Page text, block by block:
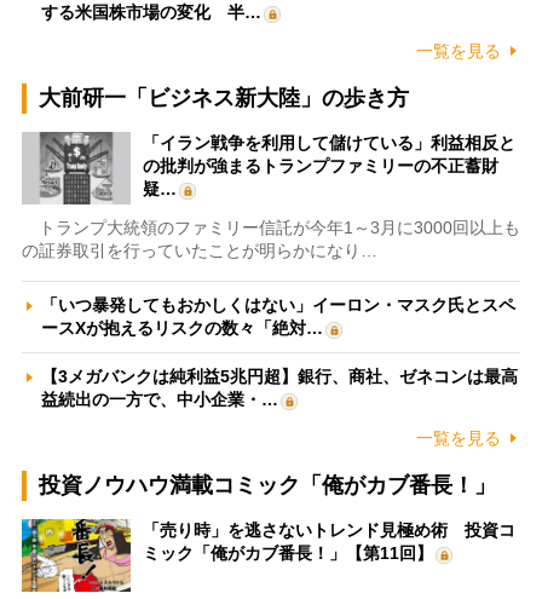
する米国株市場の変化 半…
一覧を見る
大前研一「ビジネス新大陸」の歩き方
「イラン戦争を利用して儲けている」利益相反と
の批判が強まるトランプファミリーの不正蓄財
疑…
トランプ大統領のファミリー信託が今年1～3月に3000回以上も
の証券取引を行っていたことが明らかになり…
「いつ暴発してもおかしくはない」イーロン・マスク氏とスペ
ースXが抱えるリスクの数々「絶対…
【3メガバンクは純利益5兆円超】銀行、商社、ゼネコンは最高
益続出の一方で、中小企業・…
一覧を見る
投資ノウハウ満載コミック「俺がカブ番長！」
「売り時」を逃さないトレンド見極め術 投資コ
ミック「俺がカブ番長！」【第11回】